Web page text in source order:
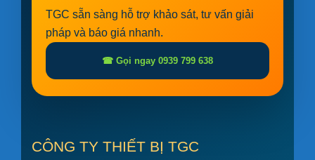
TGC sẵn sàng hỗ trợ khảo sát, tư vấn giải
pháp và báo giá nhanh.
☎ Gọi ngay 0939 799 638
CÔNG TY THIẾT BỊ TGC